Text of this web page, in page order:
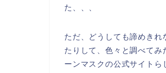
た、、、
ただ、どうしても諦めき
たりして、色々と調べてみ
ーンマスクの公式サイトら